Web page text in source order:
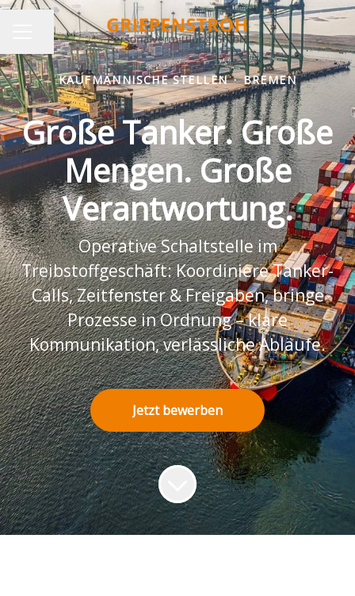
KARRIEREMENÜ
Seite teilen
KAUFMÄNNISCHE STELLEN · BREMEN
Große Tanker. Große
Mengen. Große
Verantwortung.
Operative Schaltstelle im
Treibstoffgeschäft: Koordiniere Tanker-
Calls, Zeitfenster & Freigaben, bringe
Prozesse in Ordnung – klare
Kommunikation, verlässliche Abläufe.
Jetzt bewerben